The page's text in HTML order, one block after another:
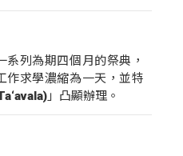
系列為期四個月的祭典，
作求學濃縮為一天，並特
」凸顯辦理。